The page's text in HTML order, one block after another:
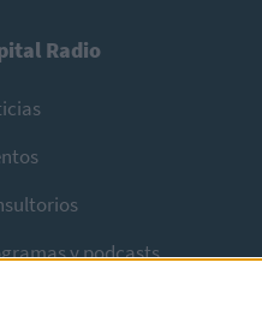
Radio
y podcasts